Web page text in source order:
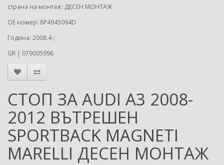
страна на монтаж: ДЕСЕН МОНТАЖ
ОЕ номер: 8P4945094D
Година: 2008.4-;
GR | 079005996
СТОП ЗА AUDI A3 2008-
2012 ВЪТРЕШЕН
SPORTBACK MAGNETI
MARELLI ДЕСЕН МОНТАЖ